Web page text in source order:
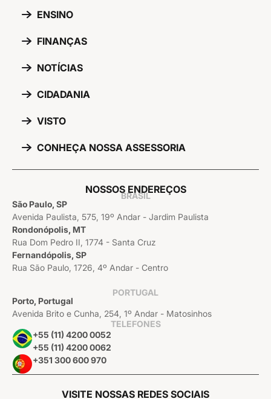
ENSINO
FINANÇAS
NOTÍCIAS
CIDADANIA
VISTO
CONHEÇA NOSSA ASSESSORIA
NOSSOS ENDEREÇOS
BRASIL
São Paulo, SP
Avenida Paulista, 575, 19º Andar - Jardim Paulista
Rondonópolis, MT
Rua Dom Pedro II, 1774 - Santa Cruz
Fernandópolis, SP
Rua São Paulo, 1726, 4º Andar - Centro
PORTUGAL
Porto, Portugal
Avenida Brito e Cunha, 254, 1º Andar - Matosinhos
TELEFONES
+55 (11) 4200 0052
+55 (11) 4200 0062
+351 300 600 970
VISITE NOSSAS REDES SOCIAIS